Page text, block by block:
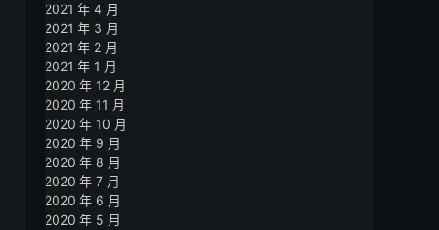
2021 年 4 月
2021 年 3 月
2021 年 2 月
2021 年 1 月
2020 年 12 月
2020 年 11 月
2020 年 10 月
2020 年 9 月
2020 年 8 月
2020 年 7 月
2020 年 6 月
2020 年 5 月